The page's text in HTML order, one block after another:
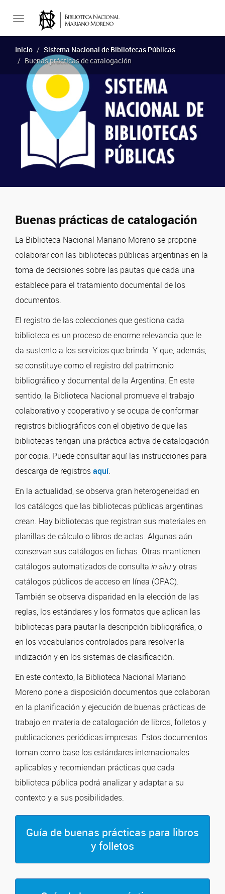
Toggle
navigation
Inicio
Sistema Nacional de Bibliotecas Públicas
Buenas prácticas de catalogación
Buenas prácticas de catalogación
La Biblioteca Nacional Mariano Moreno se propone
colaborar con las bibliotecas públicas argentinas en la
toma de decisiones sobre las pautas que cada una
establece para el tratamiento documental de los
documentos.
El registro de las colecciones que gestiona cada
biblioteca es un proceso de enorme relevancia que le
da sustento a los servicios que brinda. Y que, además,
se constituye como el registro del patrimonio
bibliográfico y documental de la Argentina. En este
sentido, la Biblioteca Nacional promueve el trabajo
colaborativo y cooperativo y se ocupa de conformar
registros bibliográficos con el objetivo de que las
bibliotecas tengan una práctica activa de catalogación
por copia. Puede consultar aquí las instrucciones para
descarga de registrosaquí.
En la actualidad, se observa gran heterogeneidad en
los catálogos que las bibliotecas públicas argentinas
crean. Hay bibliotecas que registran sus materiales en
planillas de cálculo o libros de actas. Algunas aún
conservan sus catálogos en fichas. Otras mantienen
catálogos automatizados de consulta in situy otras
catálogos públicos de acceso en línea (OPAC).
También se observa disparidad en la elección de las
reglas, los estándares y los formatos que aplican las
bibliotecas para pautar la descripción bibliográfica, o
en los vocabularios controlados para resolver la
indización y en los sistemas de clasificación.
En este contexto, la Biblioteca Nacional Mariano
Moreno pone a disposición documentos que colaboran
en la planificación y ejecución de buenas prácticas de
trabajo en materia de catalogación de libros, folletos y
publicaciones periódicas impresas. Estos documentos
toman como base los estándares internacionales
aplicables y recomiendan prácticas que cada
biblioteca pública podrá analizar y adaptar a su
contexto y a sus posibilidades.
Guía de buenas prácticas para libros
y folletos